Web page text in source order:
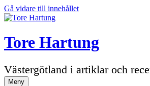
Gå vidare till innehållet
Tore Hartung
Västergötland i artiklar och
Meny